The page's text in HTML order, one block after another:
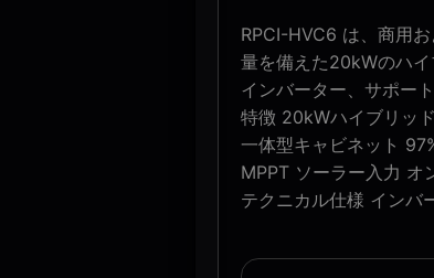
RPCI-HVC6 は、商用
量を備えた20kWのハ
インバーター、サポー
特徴 20kWハイブリッ
一体型キャビネット
MPPT ソーラー入力 オ
テクニカル仕様 インバ